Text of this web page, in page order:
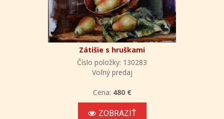
Zátišie s hruškami
Číslo položky: 130283
Voľný predaj
Cena: 480 €
ZOBRAZIŤ